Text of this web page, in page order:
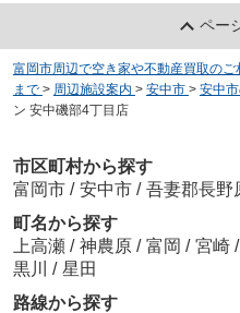
ペー
富岡市周辺で空き家や不動産買取の
まで > 周辺施設案内 > 安中市 > 安中
ン 安中磯部4丁目店
市区町村から探す
富岡市 / 安中市 / 吾妻郡長野
町名から探す
上高瀬 / 神農原 / 富岡 / 宮崎 /
黒川 / 星田
路線から探す